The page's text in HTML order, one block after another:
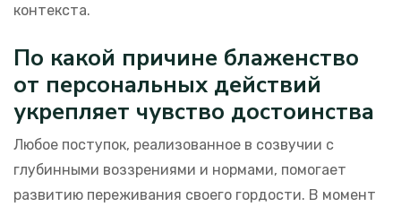
контекста.
По какой причине блаженство
от персональных действий
укрепляет чувство достоинства
Любое поступок, реализованное в созвучии с
глубинными воззрениями и нормами, помогает
развитию переживания своего гордости. В момент